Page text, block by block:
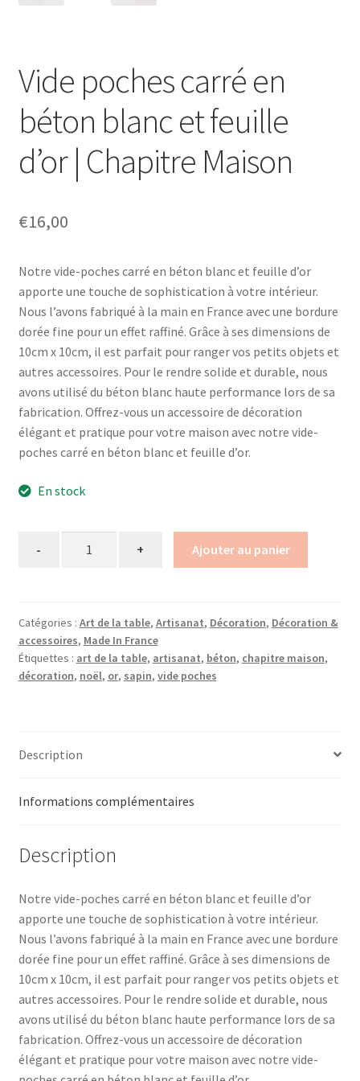
Vide poches carré en
béton blanc et feuille
d’or | Chapitre Maison
€16,00
Notre vide-poches carré en béton blanc et feuille d’or
apporte une touche de sophistication à votre intérieur.
Nous l’avons fabriqué à la main en France avec une bordure
dorée fine pour un effet raffiné. Grâce à ses dimensions de
10cm x 10cm, il est parfait pour ranger vos petits objets et
autres accessoires. Pour le rendre solide et durable, nous
avons utilisé du béton blanc haute performance lors de sa
fabrication. Offrez-vous un accessoire de décoration
élégant et pratique pour votre maison avec notre vide-
poches carré en béton blanc et feuille d’or.
En stock
Ajouter au panier
Catégories : Art de la table, Artisanat, Décoration, Décoration &
accessoires, Made In France
Étiquettes : art de la table, artisanat, béton, chapitre maison,
décoration, noël, or, sapin, vide poches
Description
Informations complémentaires
Description
Notre vide-poches carré en béton blanc et feuille d’or
apporte une touche de sophistication à votre intérieur.
Nous l’avons fabriqué à la main en France avec une bordure
dorée fine pour un effet raffiné. Grâce à ses dimensions de
10cm x 10cm, il est parfait pour ranger vos petits objets et
autres accessoires. Pour le rendre solide et durable, nous
avons utilisé du béton blanc haute performance lors de sa
fabrication. Offrez-vous un accessoire de décoration
élégant et pratique pour votre maison avec notre vide-